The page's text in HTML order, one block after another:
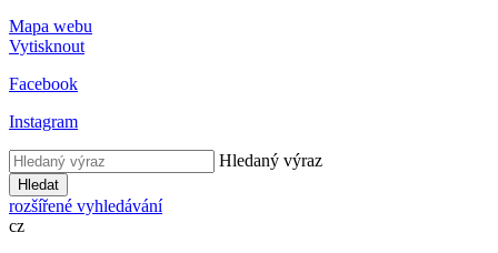
Mapa webu
Vytisknout
Facebook
Instagram
Hledaný výraz
Hledat
rozšířené vyhledávání
cz